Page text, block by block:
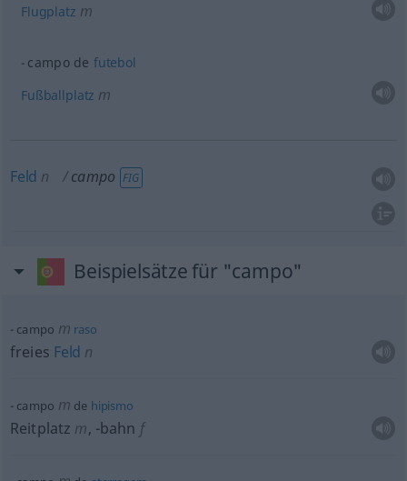
Flugplatz m
campo de futebol
Fußballplatz m
Feld n campo FIG
Beispielsätze für "campo"
campo m raso
freies Feld n
campo m de hipismo
Reitplatz m, -bahn f